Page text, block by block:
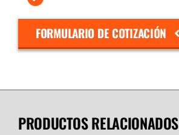
FORMULARIO DE COTIZACIÓN
PRODUCTOS RELACIONADOS